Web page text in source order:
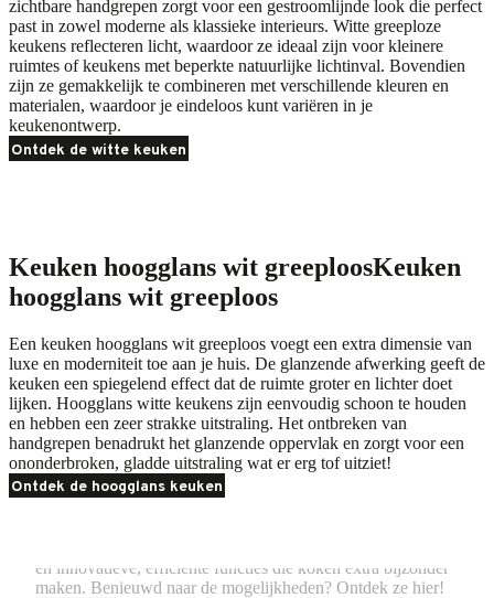
zichtbare handgrepen zorgt voor een gestroomlijnde look die perfect
past in zowel moderne als klassieke interieurs. Witte greeploze
keukens reflecteren licht, waardoor ze ideaal zijn voor kleinere
ruimtes of keukens met beperkte natuurlijke lichtinval. Bovendien
zijn ze gemakkelijk te combineren met verschillende kleuren en
materialen, waardoor je eindeloos kunt variëren in je
keukenontwerp.
Ontdek de witte keuken
Keuken hoogglans wit greeploosKeuken
hoogglans wit greeploos
Een keuken hoogglans wit greeploos voegt een extra dimensie van
luxe en moderniteit toe aan je huis. De glanzende afwerking geeft de
keuken een spiegelend effect dat de ruimte groter en lichter doet
lijken. Hoogglans witte keukens zijn eenvoudig schoon te houden
en hebben een zeer strakke uitstraling. Het ontbreken van
handgrepen benadrukt het glanzende oppervlak en zorgt voor een
ononderbroken, gladde uitstraling wat er erg tof uitziet!
Ontdek de hoogglans keuken
Keuken inspiratie greeploze keuken
Keuken
en innovatieve, efficiënte functies die koken extra bijzonder
maken. Benieuwd naar de mogelijkheden? Ontdek ze hier!